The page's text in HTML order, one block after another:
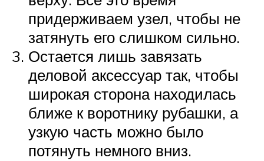
придерживаем узел, чтобы не
затянуть его слишком сильно.
Остается лишь завязать
деловой аксессуар так, чтобы
широкая сторона находилась
ближе к воротнику рубашки, а
узкую часть можно было
потянуть немного вниз.